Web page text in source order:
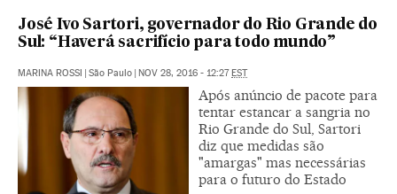
José Ivo Sartori, governador do Rio Grande do
Sul: “Haverá sacrifício para todo mundo”
MARINA ROSSI | São Paulo | NOV 28, 2016 - 12:27EST
Após anúncio de pacote para
tentar estancar a sangria no
Rio Grande do Sul, Sartori
diz que medidas são
"amargas" mas necessárias
para o futuro do Estado